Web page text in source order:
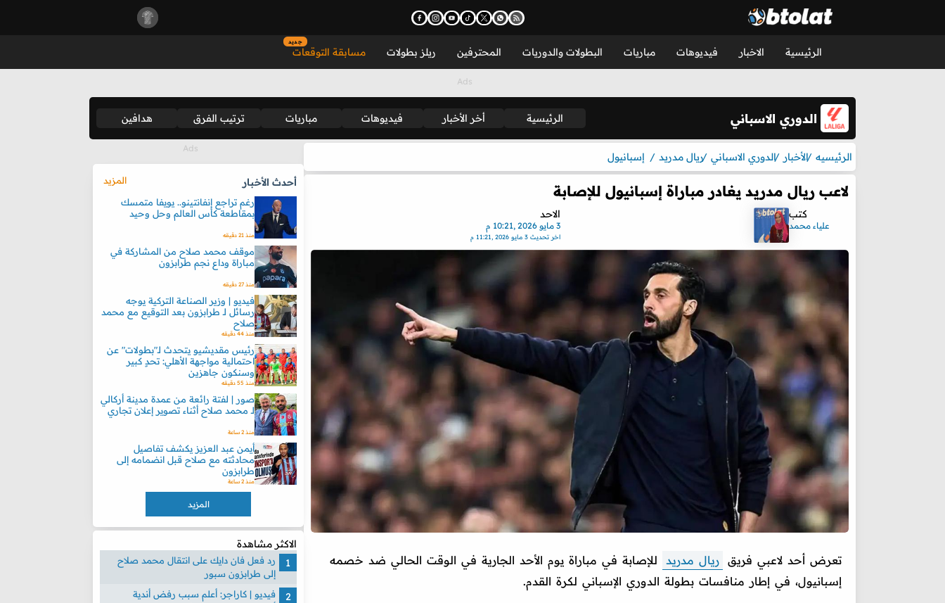
الرئيسية الاخبار فيديوهات مباريات البطولات والدوريات المحترفين ريلز بطولات مسابقة التوقعات
جديد
الدوري الاسباني الرئيسية أخر الأخبار فيديوهات مباريات ترتيب الفرق هدافين
الرئيسيه الأخبار الدوري الاسباني ريال مدريد إسبانيول
لاعب ريال مدريد يغادر مباراة إسبانيول للإصابة
كتب
علياء محمد
الاحد
3 مايو 2026 ,10:21 م
اخر تحديث 3 مايو 2026 ,11:21 م
تعرض أحد لاعبي فريق ريال مدريد
للإصابة في مباراة يوم الأحد الجارية في الوقت الحالي ضد خصمه
إسبانيول، في إطار منافسات بطولة الدوري الإسباني لكرة القدم.
أحدث الأخبار
المزيد
رغم تراجع إنفانتينو.. يويفا متمسك
بمقاطعة كأس العالم وحل وحيد
منذ 21 دقيقه
موقف محمد صلاح من المشاركة في
مباراة وداع نجم طرابزون
منذ 27 دقيقه
فيديو | وزير الصناعة التركية يوجه
رسائل لـ طرابزون بعد التوقيع مع محمد
صلاح
منذ 44 دقيقه
رئيس مقديشيو يتحدث لـ"بطولات" عن
احتمالية مواجهة الأهلي: تحدٍ كبير
وسنكون جاهزين
منذ 55 دقيقه
صور | لفتة رائعة من عمدة مدينة أركالي
لـ محمد صلاح أثناء تصوير إعلان تجاري
منذ 2 ساعة
أيمن عبد العزيز يكشف تفاصيل
محادثته مع صلاح قبل انضمامه إلى
طرابزون
منذ 2 ساعة
المزيد
الاكثر مشاهدة
رد فعل فان دايك على انتقال محمد صلاح
إلى طرابزون سبور
فيديو | كاراجر: أعلم سبب رفض أندية